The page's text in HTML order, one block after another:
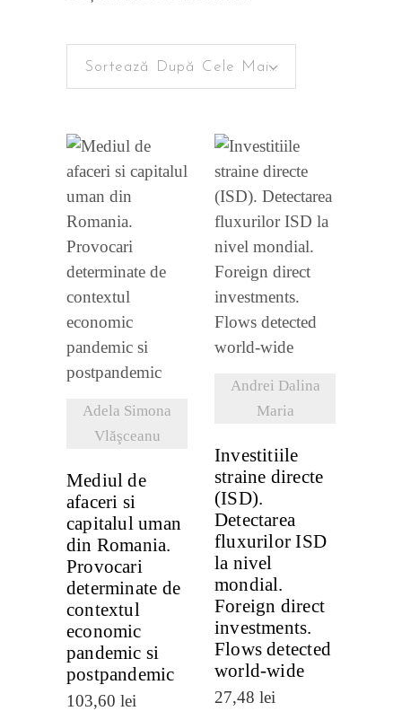
recente
Sortează După Cele Mai Recente
Adela Simona
Vlăşceanu
VEZI
DETALII
Mediul de
afaceri si
capitalul uman
din Romania.
Provocari
determinate de
contextul
economic
pandemic si
postpandemic
103,60 lei
Andrei Dalina
Maria
DETALII
Investitiile
straine directe
(ISD).
Detectarea
fluxurilor ISD
la nivel
mondial.
Foreign direct
investments.
Flows detected
world-wide
27,48 lei